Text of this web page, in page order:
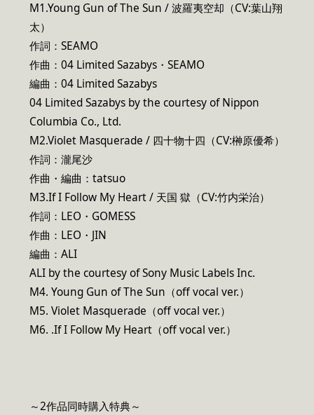
M1.Young Gun of The Sun / 波羅夷空却（CV:葉山翔
太）
作詞：SEAMO
作曲：04 Limited Sazabys・SEAMO
編曲：04 Limited Sazabys
04 Limited Sazabys by the courtesy of Nippon
Columbia Co., Ltd.
M2.Violet Masquerade / 四十物十四（CV:榊原優希）
作詞：瀧尾沙
作曲・編曲：tatsuo
M3.If I Follow My Heart / 天国 獄（CV:竹内栄治）
作詞：LEO・GOMESS
作曲：LEO・JIN
編曲：ALI
ALI by the courtesy of Sony Music Labels Inc.
M4. Young Gun of The Sun（off vocal ver.）
M5. Violet Masquerade（off vocal ver.）
M6. .If I Follow My Heart（off vocal ver.）
～2作品同時購入特典～